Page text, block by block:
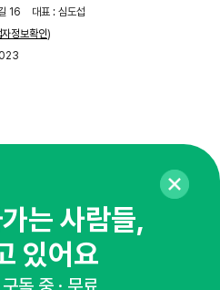
16
대표 : 심도섭
정보확인)
는 사람들,
있어요
독 중 · 무료